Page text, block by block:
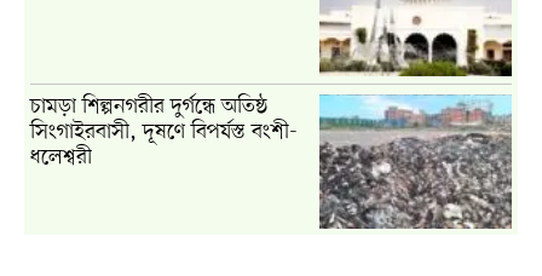
চামড়া শিল্পনগরীর দুর্গন্ধে অতিষ্ঠ
সিংগাইরবাসী, দূষণে বিপর্যস্ত বংশী-
ধলেশ্বরী